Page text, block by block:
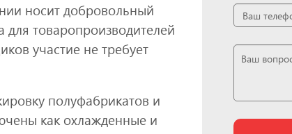
носит добровольный
для товаропроизводителей
участие не требует
полуфабрикатов и
как охлажденные и